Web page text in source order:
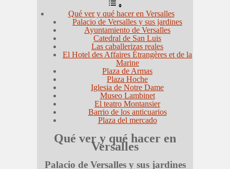
Qué ver y qué hacer en Versalles
Palacio de Versalles y sus jardines
Ayuntamiento de Versalles
Catedral de San Luis
Las caballerizas reales
El Hotel des Affaires Étrangères et de la
Marine
Plaza de Armas
Plaza Hoche
Iglesia de Notre Dame
Museo Lambinet
El teatro Montansier
Barrio de los anticuarios
Plaza del mercado
Qué ver y qué hacer en
Versalles
Palacio de Versalles y sus jardines